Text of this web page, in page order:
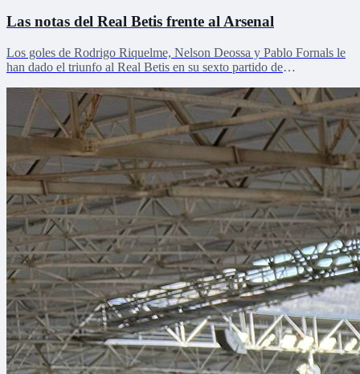
Las notas del Real Betis frente al Arsenal
Los goles de Rodrigo Riquelme, Nelson Deossa y Pablo Fornals le
han dado el triunfo al Real Betis en su sexto partido de